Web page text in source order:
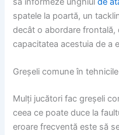
spatele la poartă, un
decât o abordare frontală,
capacitatea acestuia de a
Greșeli comune în
Mulți jucători fac greșeli
ceea ce poate duce la
eroare frecventă este să